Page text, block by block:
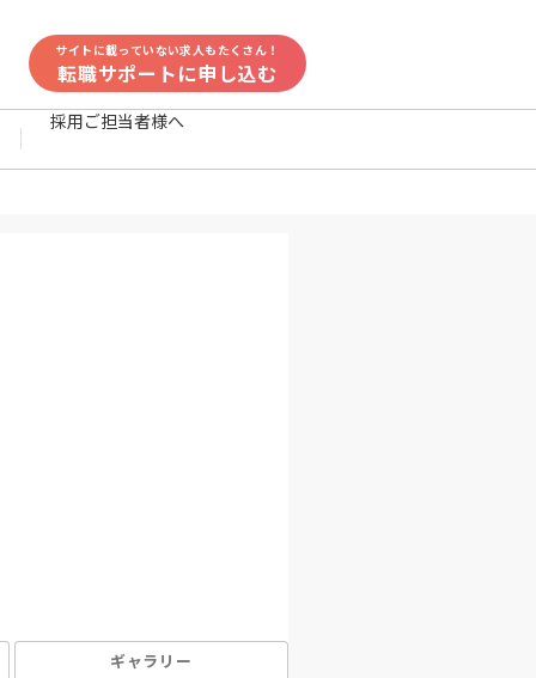
サイトに載っていない求人もたくさん！
転職サポートに申し込む
採用ご担当者様へ
ギャラリー